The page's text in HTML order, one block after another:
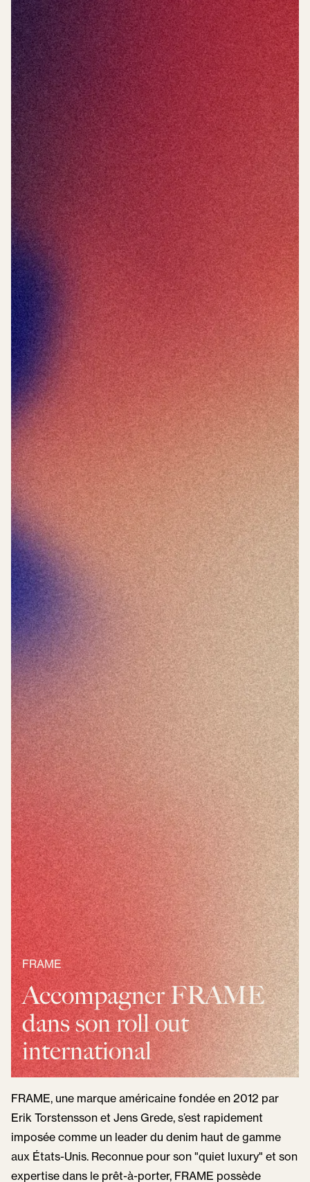
FRAME
Accompagner FRAME
dans son roll out
international
FRAME, une marque américaine fondée en 2012 par
Erik Torstensson et Jens Grede, s’est rapidement
imposée comme un leader du denim haut de gamme
aux États-Unis. Reconnue pour son "quiet luxury" et son
expertise dans le prêt-à-porter, FRAME possède